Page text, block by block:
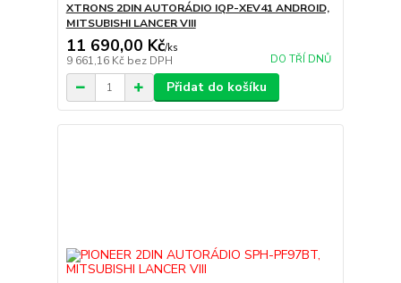
XTRONS 2DIN AUTORÁDIO IQP-XEV41 ANDROID,
MITSUBISHI LANCER VIII
11 690,00 Kč/ks
9 661,16 Kč bez DPH DO TŘÍ DNŮ
Přidat do košíku